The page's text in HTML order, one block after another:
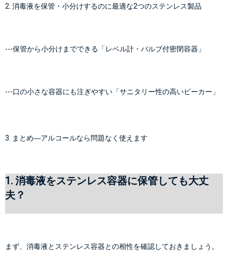
2. 消毒液を保管・小分けするのに最適な2つのステンレス製品
---保管から小分けまでできる「レベル計・バルブ付密閉容器」
---口の小さな容器にも注ぎやすい「サニタリー性の高いビーカー」
3. まとめ―アルコールなら問題なく使えます
1. 消毒液をステンレス容器に保管しても大丈
夫？
まず、消毒液とステンレス容器との相性を確認しておきましょう。